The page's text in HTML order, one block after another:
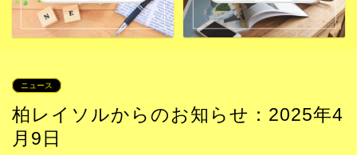
ニュース
柏レイソルからのお知らせ：2025年4
月9日